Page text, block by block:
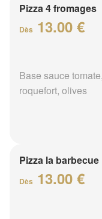
Pizza 4 fromages
Dès 13.00 €
Base sauce
roquefort, olives
Pizza la barbecue
Dès 13.00 €